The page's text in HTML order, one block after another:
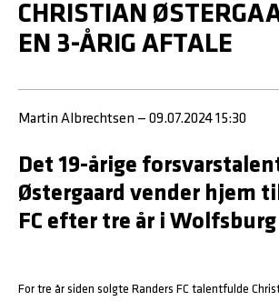
CHRISTIAN
EN 3-ÅRIG AFTALE
Martin Albrechtsen — 09.07.2024 15:30
Det 19-årige
Østergaard vender hjem
FC efter tre år i Wolfsburg
For tre år siden solgte Randers FC talentfulde